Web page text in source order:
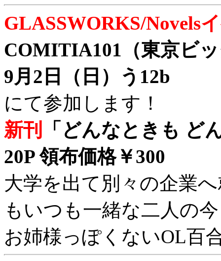
GLASSWORKS/Novels
COMITIA101（東京ビ
9月2日（日）う12b
にて参加します！
新刊
「どんなときも ど
20P 領布価格￥300
大学を出て別々の企業
もいつも一緒な二人の
お姉様っぽくないOL百